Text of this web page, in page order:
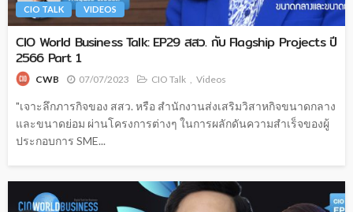
CIO TALK VIDEOS
CIO World Business Talk: EP29 สสว. กับ Flagship Projects ปี
2566 Part 1
CWB 07/07/2023 CIO Talk Videos
"เจาะลึกภารกิจของ สสว. หรือ สำนักงานส่งเสริมวิสาหกิจขนาดกลาง
และขนาดย่อม ผ่านโครงการต่างๆ ในการผลักดันความสำเร็จของผู้
ประกอบการ SME...